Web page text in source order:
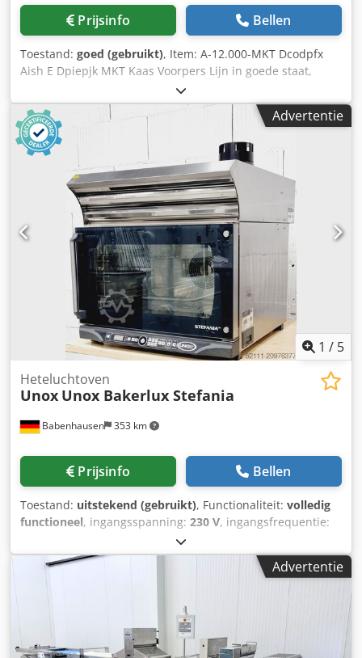
Prijsinfo Bellen
Toestand: goed (gebruikt), Item: A-12.000-MKT Dcodpfx
Aish E Dpiepjk MKT Kaas Voorpers Lijn in goede staat,
capaciteit 12.000 L Neem contact met ons op voor meer
informatie.
Advertentie
1 / 5
Babenhausen 353 km
Heteluchtoven
Unox Unox Bakerlux Stefania
Prijsinfo Bellen
Toestand: uitstekend (gebruikt), Functionaliteit: volledig
functioneel, ingangsspanning: 230 V, ingangsfrequentie:
Airconditioning
gecertificeerd tot:07/2027, Ladenoven Unox Bakerlux
Stefania Heteluchtoven voor 3 bakplaten van 460 x 330 mm
Uitvoering in roestvrij staal met afzuigkap Handmatige
bediening Vaste wateraansluiting voor stoominjectie
Aansluiting: 230V Afmetingen: 600 x 665 x 720 mm (BxDxH)
Gebruikte, gereinigde oven Dcsdpfeyaf D Hsx Aipsk Bezoek
Advertentie